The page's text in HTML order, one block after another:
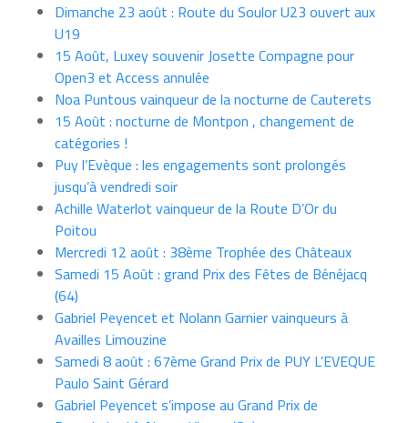
Dimanche 23 août : Route du Soulor U23 ouvert aux
U19
15 Août, Luxey souvenir Josette Compagne pour
Open3 et Access annulée
Noa Puntous vainqueur de la nocturne de Cauterets
15 Août : nocturne de Montpon , changement de
catégories !
Puy l’Evèque : les engagements sont prolongés
jusqu’à vendredi soir
Achille Waterlot vainqueur de la Route D’Or du
Poitou
Mercredi 12 août : 38ème Trophée des Châteaux
Samedi 15 Août : grand Prix des Fêtes de Bénéjacq
(64)
Gabriel Peyencet et Nolann Garnier vainqueurs à
Availles Limouzine
Samedi 8 août : 67ème Grand Prix de PUY L’EVEQUE
Paulo Saint Gérard
Gabriel Peyencet s’impose au Grand Prix de